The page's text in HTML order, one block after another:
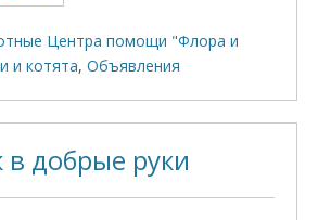
Центра помощи "Флора и
и котята,Объявления
в добрые руки